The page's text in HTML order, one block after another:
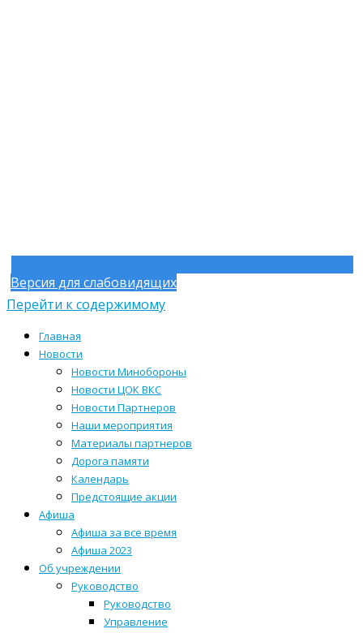
Версия для слабовидящих
Перейти к содержимому
Главная
Новости
Новости Минобороны
Новости ЦОК ВКС
Новости Партнеров
Наши мероприятия
Материалы партнеров
Дорога памяти
Календарь
Предстоящие акции
Афиша
Афиша за все время
Афиша 2023
Об учреждении
Руководство
Руководство
Управление